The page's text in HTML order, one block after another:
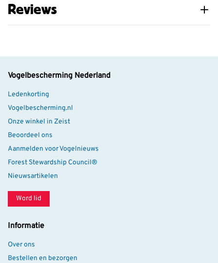
Reviews
Vogelbescherming Nederland
Ledenkorting
Vogelbescherming.nl
Onze winkel in Zeist
Beoordeel ons
Aanmelden voor Vogelnieuws
Forest Stewardship Council®
Nieuwsartikelen
Word lid
Informatie
Over ons
Bestellen en bezorgen